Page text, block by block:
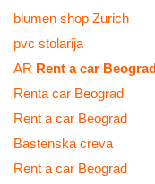
blumen shop Zurich
pvc stolarija
AR Rent a car Beograd
Renta car Beograd
Rent a car Beograd
Bastenska creva
Rent a car Beograd